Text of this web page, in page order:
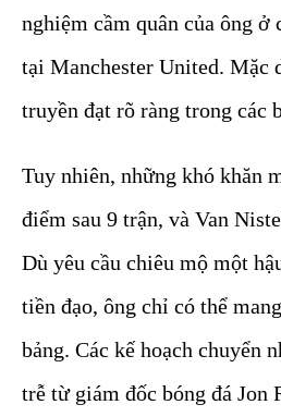
nghiệm cầm quân của ông
tại Manchester United. Mặc
truyền đạt rõ ràng trong các
Tuy nhiên, những khó khăn
điểm sau 9 trận, và Van
Dù yêu cầu chiêu mộ một
tiền đạo, ông chỉ có thể
bảng. Các kế hoạch chuyển
trễ từ giám đốc bóng đá Jon